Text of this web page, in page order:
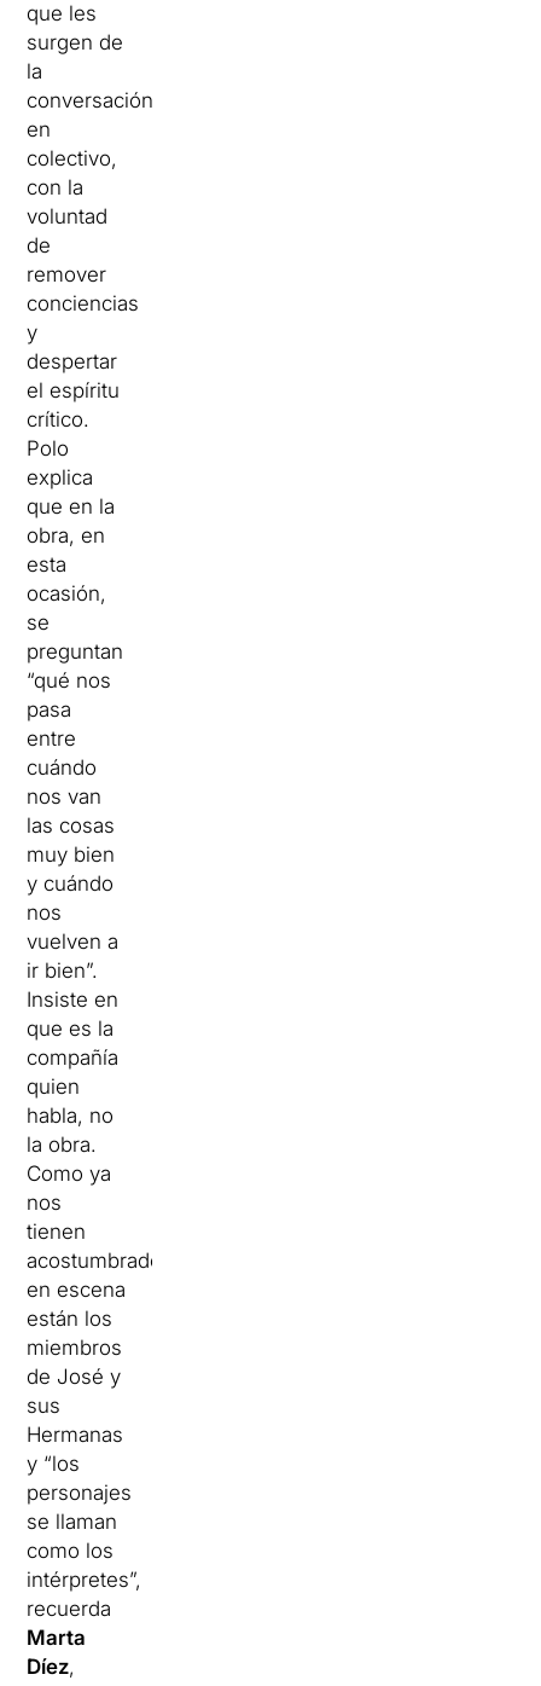
que les
surgen de
la
conversación
en
colectivo,
con la
voluntad
de
remover
conciencias
y
despertar
el espíritu
crítico.
Polo
explica
que en la
obra, en
esta
ocasión,
se
preguntan
“qué nos
pasa
entre
cuándo
nos van
las cosas
muy bien
y cuándo
nos
vuelven a
ir bien”.
Insiste en
que es la
compañía
quien
habla, no
la obra.
Como ya
nos
tienen
acostumbrados,
en escena
están los
miembros
de José y
sus
Hermanas
y “los
personajes
se llaman
como los
intérpretes”,
recuerda
Marta
Díez,